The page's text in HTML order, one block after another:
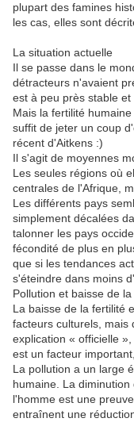
plupart des famines
les cas, elles sont
La situation actuelle
Il se passe dans le
détracteurs n'avaient
est à peu près stable
Mais la fertilité
suffit de jeter un coup
récent d'Aitkens :)
Il s'agit de moyennes
Les seules régions où
centrales de l'Afrique,
Les différents pays
simplement décalées
talonner les pays
fécondité de plus en
que si les tendances
s'éteindre dans moins
Pollution et baisse de
La baisse de la fertilité
facteurs culturels, mais
explication « officielle
est un facteur
La pollution a un large
humaine. La
l'homme est une
entraînent une